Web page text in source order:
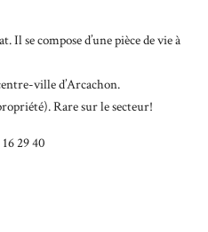
se compose d’une pièce de vie à
ville d’Arcachon.
Rare sur le secteur!
29 40